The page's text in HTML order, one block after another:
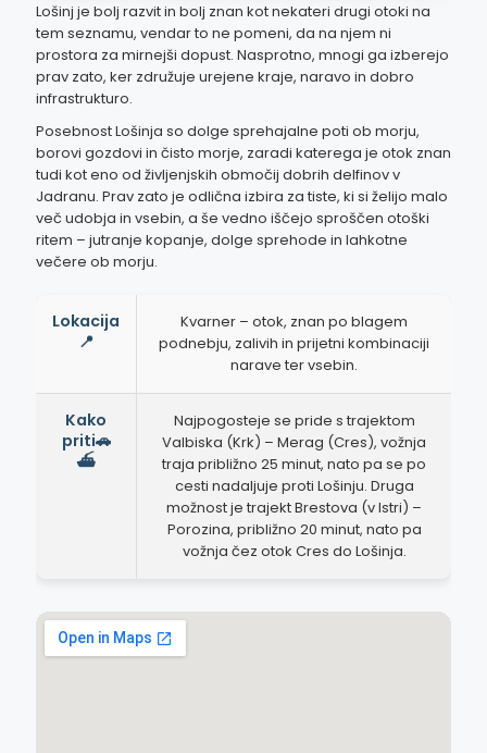
Lošinj je bolj razvit in bolj znan kot nekateri drugi otoki na
tem seznamu, vendar to ne pomeni, da na njem ni
prostora za mirnejši dopust. Nasprotno, mnogi ga izberejo
prav zato, ker združuje urejene kraje, naravo in dobro
infrastrukturo.
Posebnost Lošinja so dolge sprehajalne poti ob morju,
borovi gozdovi in čisto morje, zaradi katerega je otok znan
tudi kot eno od življenjskih območij dobrih delfinov v
Jadranu. Prav zato je odlična izbira za tiste, ki si želijo malo
več udobja in vsebin, a še vedno iščejo sproščen otoški
ritem – jutranje kopanje, dolge sprehode in lahkotne
večere ob morju.
Lokacija
📍
Kvarner – otok, znan po blagem
podnebju, zalivih in prijetni kombinaciji
narave ter vsebin.
Kako
priti🚗
⛴️
Najpogosteje se pride s trajektom
Valbiska (Krk) – Merag (Cres), vožnja
traja približno 25 minut, nato pa se po
cesti nadaljuje proti Lošinju. Druga
možnost je trajekt Brestova (v Istri) –
Porozina, približno 20 minut, nato pa
vožnja čez otok Cres do Lošinja.